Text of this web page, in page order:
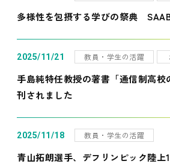
多様性を包摂する学びの祭典
2025/11/21 教員・学生の活躍
手島純特任教授の著書「通信制高校
刊されました
2025/11/18 教員・学生の活躍
青山拓朗選手、デフリンピック陸上